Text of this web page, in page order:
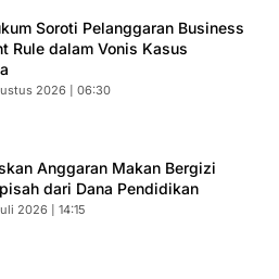
Soroti Pelanggaran Business
Rule dalam Vonis Kasus
2026 | 06:30
Anggaran Makan Bergizi
dari Dana Pendidikan
2026 | 14:15